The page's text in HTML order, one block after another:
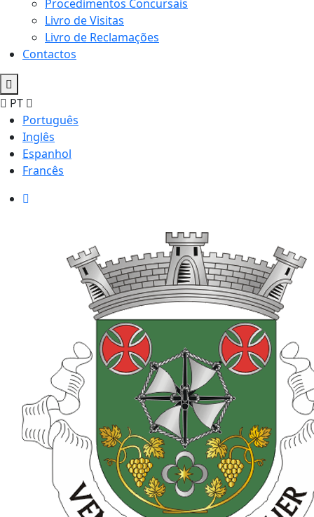
Procedimentos Concursais
Livro de Visitas
Livro de Reclamações
Contactos
PT
Português
Inglês
Espanhol
Francês